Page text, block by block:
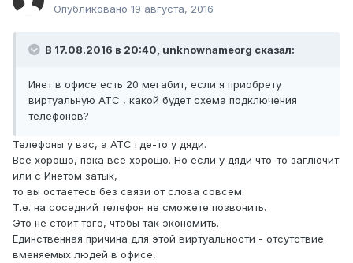
Опубликовано 19 августа, 2016
В 17.08.2016 в 20:40, unknownameorg сказал:
Инет в офисе есть 20 мегабит, если я приобрету
виртуальную АТС , какой будет схема подключения
телефонов?
Телефоны у вас, а АТС где-то у дяди.
Все хорошо, пока все хорошо. Но если у дяди что-то заглючит
или с Инетом затык,
то вы остаетесь без связи от слова совсем.
Т.е. на соседний телефон не сможете позвонить.
Это не стоит того, чтобы так экономить.
Единственная причина для этой виртуальности - отсутствие
вменяемых людей в офисе,